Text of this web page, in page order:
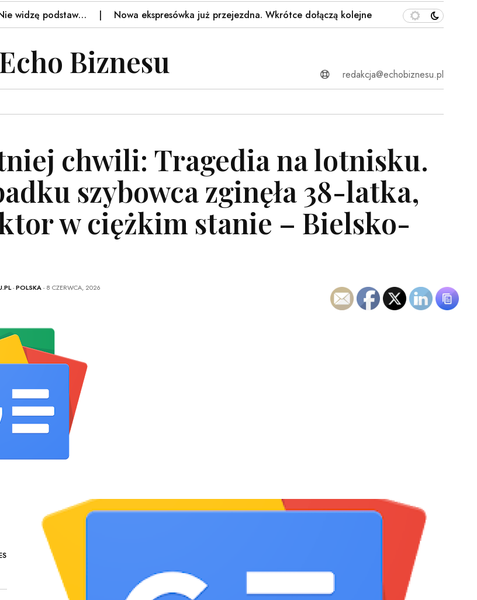
podstaw… Nowa ekspresówka już przejezdna. Wkrótce dołączą kolejne odcinki… Takie napisy
Echo Biznesu redakcja@echobiznesu.pl
chwili: Tragedia na lotnisku.
szybowca zginęła 38-latka,
w ciężkim stanie – Bielsko-
-POLSKA - 8 CZERWCA, 2026